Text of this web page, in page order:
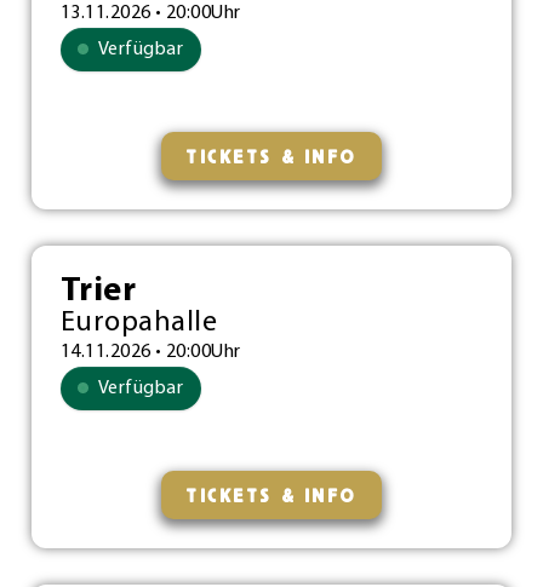
13.11.2026 • 20:00Uhr
Verfügbar
TICKETS & INFO
Trier
Europahalle
14.11.2026 • 20:00Uhr
Verfügbar
TICKETS & INFO